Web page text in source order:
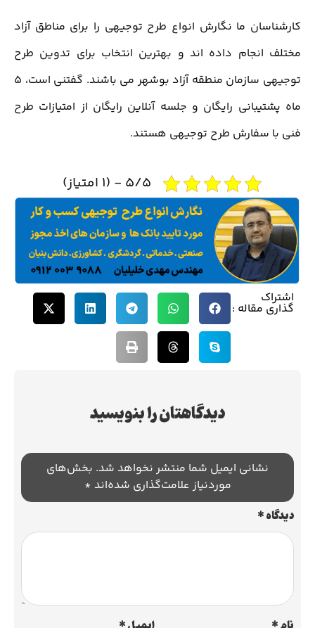
کارشناسان ما نگارش انواع طرح توجیهی را برای مناطق آزاد
مختلف انجام داده اند و بهترین انتخاب برای تدوین طرح
توجیهی سازمان منطقه آزاد بوشهر می باشند. گفتنی است، 5
ماه پشتیبانی رایگان و جلسه آنلاین رایگان از امتیازات طرح
فنی با سفارش طرح توجیهی هستند.
5/5 - (1 امتیاز)
اشتراک
گذاری مقاله :
دیدگاهتان را بنویسید
نشانی ایمیل شما منتشر نخواهد شد. بخش‌های
موردنیاز علامت‌گذاری شده‌اند *
دیدگاه*